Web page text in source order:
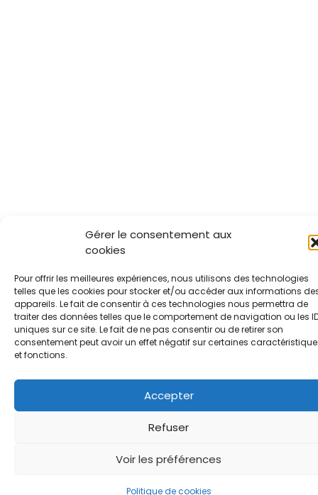
Gérer le consentement aux
cookies
Pour offrir les meilleures expériences, nous utilisons des technologies
telles que les cookies pour stocker et/ou accéder aux informations
appareils. Le fait de consentir à ces technologies nous permettra de
traiter des données telles que le comportement de navigation ou les
uniques sur ce site. Le fait de ne pas consentir ou de retirer son
consentement peut avoir un effet négatif sur certaines
et fonctions.
Accepter
Refuser
Voir les préférences
Politique de cookies